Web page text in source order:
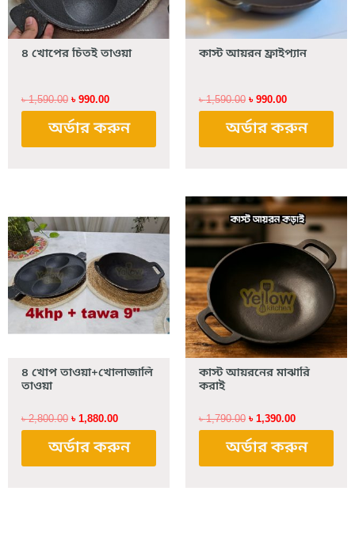
৪ খোপের চিতই তাওয়া
৳1,590.00 ৳ 990.00
অর্ডার করুন
কাস্ট আয়রন ফ্রাইপ্যান
৳1,590.00 ৳ 990.00
অর্ডার করুন
৪ খোপ তাওয়া+খোলাজালি
তাওয়া
৳2,800.00
price
was:
৳ 1,880.00
price
অর্ডার করুন
কাস্ট আয়রনের মাঝারি
করাই
৳1,790.00
Original
price
was:
৳ 1,790.00.
৳ 1,390.00
Current
price
is:
৳ 1,390.00.
অর্ডার করুন